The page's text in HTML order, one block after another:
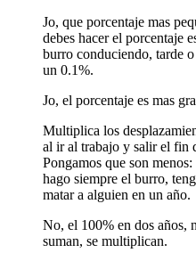
Jo, que porcentaje mas
debes hacer el porcentaje
burro conduciendo, tarde
un 0.1%.
Jo, el porcentaje es mas
Multiplica los
al ir al trabajo y salir el fin
Pongamos que son
hago siempre el burro,
matar a alguien en un año.
No, el 100% en dos años,
suman, se multiplican.